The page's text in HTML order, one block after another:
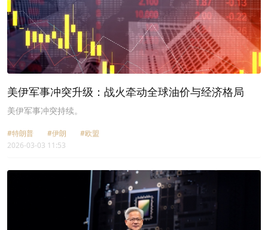
美伊军事冲突升级：战火牵动全球油价与经济格局
美伊军事冲突持续。
#特朗普 #伊朗
#欧盟
2026-03-03 11:53